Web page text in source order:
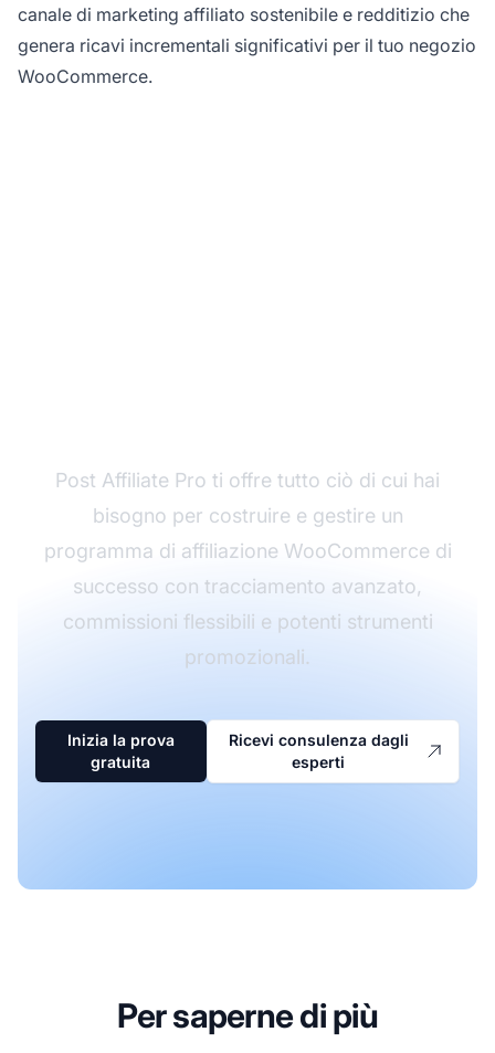
canale di marketing affiliato sostenibile e redditizio che
genera ricavi incrementali significativi per il tuo negozio
WooCommerce.
Post Affiliate Pro ti offre tutto ciò di cui hai
bisogno per costruire e gestire un
programma di affiliazione WooCommerce di
successo con tracciamento avanzato,
commissioni flessibili e potenti strumenti
promozionali.
Inizia la prova
gratuita
Ricevi consulenza dagli
esperti
Per saperne di più